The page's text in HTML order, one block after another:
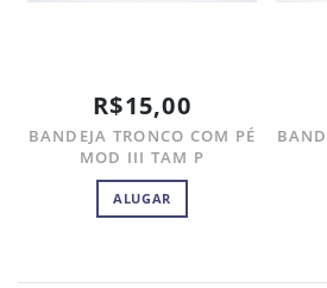
R$15,00
BANDEJA TRONCO COM PÉ
MOD III TAM P
ALUGAR